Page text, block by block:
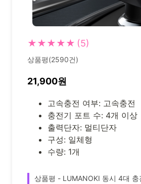
★★★★★ (5)
상품평(2590건)
21,900원
고속충전 여부: 고속충전
충전기 포트 수: 4개 이상
출력단자: 멀티단자
구성: 일체형
수량: 1개
상품평 - LUMANOKI 동시 4대 충